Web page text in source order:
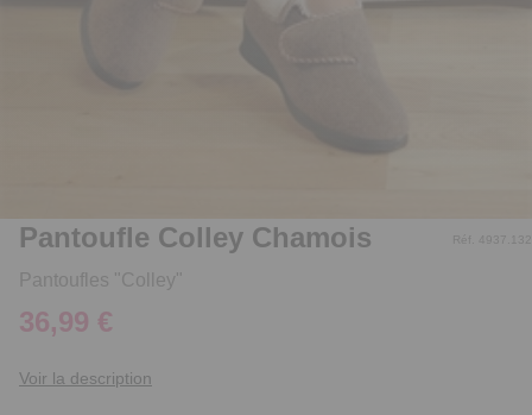
Pantoufle Colley Chamois
Pantoufles "Colley"
Réf. 4937.132
36,99 €
Voir la description